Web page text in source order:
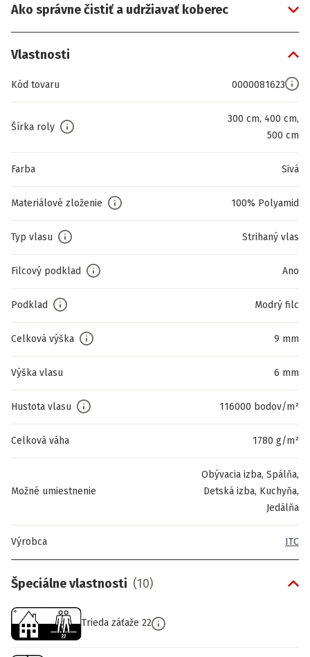
Ako správne čistiť a udržiavať koberec
Vlastnosti
Kód tovaru 0000081623
Šírka roly
300 cm, 400 cm,
500 cm
Farba Sivá
Materiálové zloženie 100% Polyamid
Typ vlasu Strihaný vlas
Filcový podklad Ano
Podklad Modrý filc
Celková výška 9 mm
Výška vlasu 6 mm
Hustota vlasu 116000 bodov/m²
Celková váha 1780 g/m²
Možné umiestnenie
Obývacia izba, Spálňa,
Detská izba, Kuchyňa,
Jedálňa
Výrobca ITC
Špeciálne vlastnosti (10)
Trieda záťaže 22